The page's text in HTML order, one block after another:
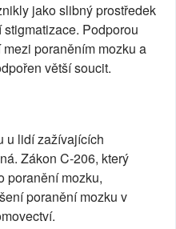
jako slibný prostředek
Podporou
poraněním mozku a
větší soucit.
u lidí zažívajících
Zákon C-206, který
poranění mozku,
poranění mozku v